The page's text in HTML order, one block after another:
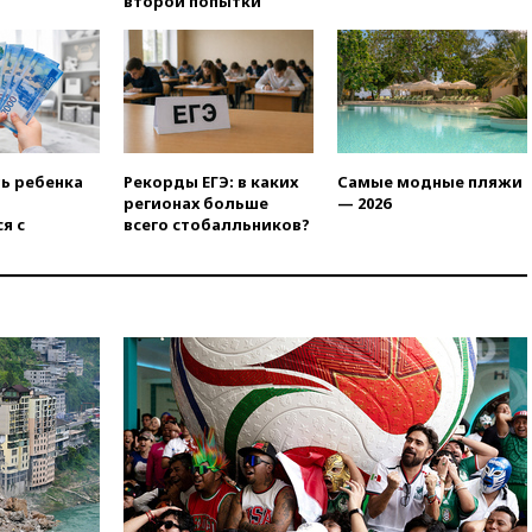
Россия рассчитывает
заключить безвизовые
соглашения с Индонезией и
Малайзией
«Ведомости»: на партию
конкуренты
10:59
раздавать питьевую воду
Mind Money Юлия Хандошко
признала свою вину
10:41Пашинян: Армения
понимает невозможность
одновременного членства в
ЕС и ЕАЭС
10:21 ФСБ задержала более
ребенка
с
Рекорды ЕГЭ: в каких
регионах больше
всего стобалльников?
Самые модные пляжи
— 2026